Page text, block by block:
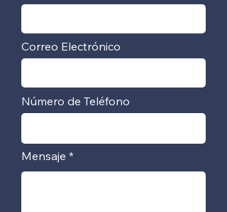
Correo Electrónico
Número de Teléfono
Mensaje